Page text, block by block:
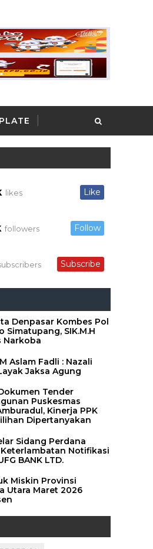
likes Like
followers Follow
Subscribe
Denpasar Kombes Pol
Simatupang, SIK.M.H
Narkoba
Aslam Fadli : Nazali
Jaksa Agung
Tender
Puskesmas
Kinerja PPK
Dipertanyakan
Sidang Perdana
Notifikasi
BANK LTD.
Miskin Provinsi
Utara Maret 2026